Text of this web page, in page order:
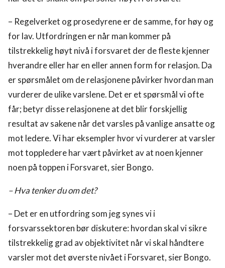
– Regelverket og prosedyrene er de samme, for høy og
for lav. Utfordringen er når man kommer på
tilstrekkelig høyt nivå i forsvaret der de fleste kjenner
hverandre eller har en eller annen form for relasjon. Da
er spørsmålet om de relasjonene påvirker hvordan man
vurderer de ulike varslene. Det er et spørsmål vi ofte
får; betyr disse relasjonene at det blir forskjellig
resultat av sakene når det varsles på vanlige ansatte og
mot ledere. Vi har eksempler hvor vi vurderer at varsler
mot toppledere har vært påvirket av at noen kjenner
noen på toppen i Forsvaret, sier Bongo.
– Hva tenker du om det?
– Det er en utfordring som jeg synes vi i
forsvarssektoren bør diskutere: hvordan skal vi sikre
tilstrekkelig grad av objektivitet når vi skal håndtere
varsler mot det øverste nivået i Forsvaret, sier Bongo.